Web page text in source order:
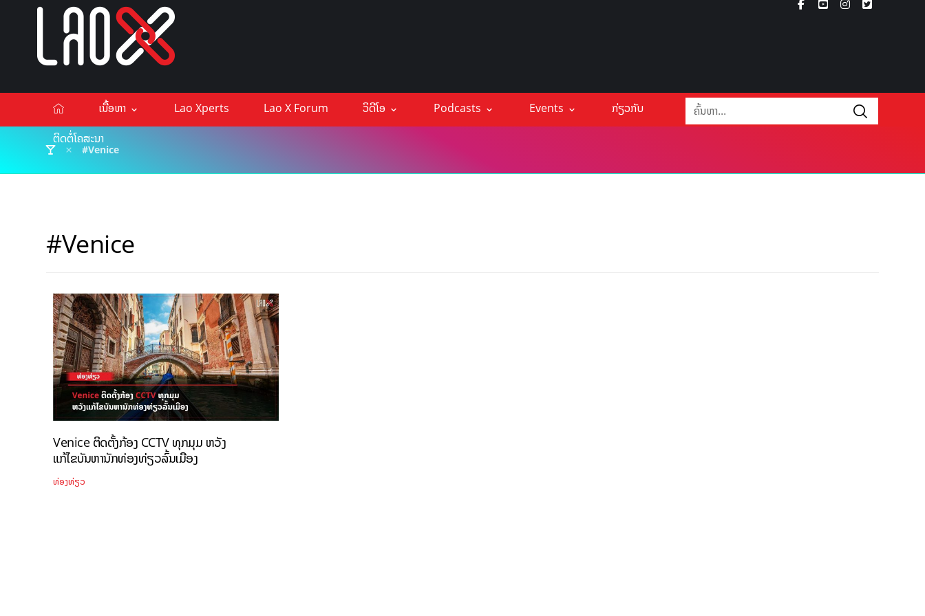
ເນື້ອຫາ Lao Xperts Lao X Forum ວິດີໂອ Podcasts Events
ກ່ຽວກັບ
ຕິດຕໍ່ໂຄສະນາ
#Venice
#Venice
Venice ຕິດຕັ້ງກ້ອງ CCTV ທຸກມຸມ ຫວັງ
ແກ້ໄຂບັນຫານັກທ່ອງທ່ຽວລົ້ນເມືອງ
ທ່ອງທ່ຽວ